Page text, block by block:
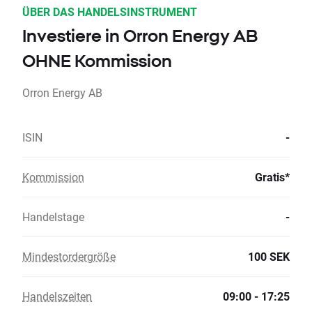
ÜBER DAS HANDELSINSTRUMENT
Investiere in Orron Energy AB
OHNE Kommission
Orron Energy AB
ISIN -
Kommission Gratis*
Handelstage -
Mindestordergröße 100 SEK
Handelszeiten 09:00 - 17:25